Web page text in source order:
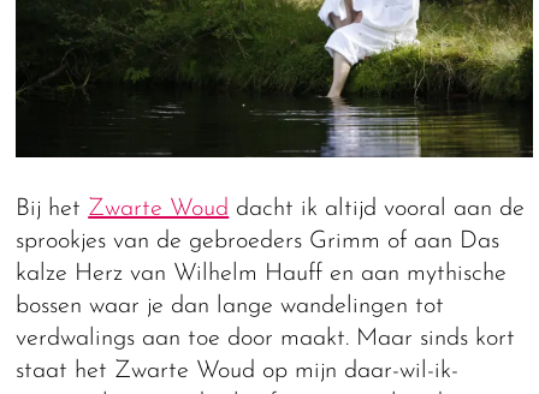
Bij het Zwarte Woud dacht ik altijd vooral aan de
sprookjes van de gebroeders Grimm of aan Das
kalze Herz van Wilhelm Hauff en aan mythische
bossen waar je dan lange wandelingen tot
verdwalings aan toe door maakt. Maar sinds kort
staat het Zwarte Woud op mijn daar-wil-ik-